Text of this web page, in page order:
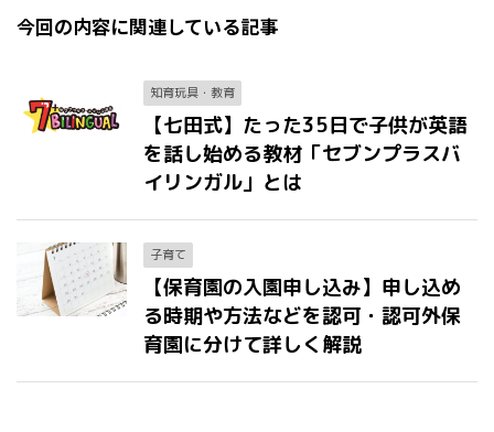
今回の内容に関連している記事
知育玩具・教育
【七田式】たった35日で子供が英語
を話し始める教材「セブンプラスバ
イリンガル」とは
子育て
【保育園の入園申し込み】申し込め
る時期や方法などを認可・認可外保
育園に分けて詳しく解説